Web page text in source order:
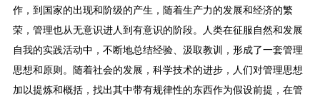
作，到国家的出现和阶级的产生，随着生产力的发展和经济的繁
荣，管理也从无意识进人到有意识的阶段。人类在征服自然和发展
自我的实践活动中，不断地总结经验、汲取教训，形成了一套管理
思想和原则。随着社会的发展，科学技术的进步，人们对管理思想
加以提炼和概括，找出其中带有规律性的东西作为假设前提，在管